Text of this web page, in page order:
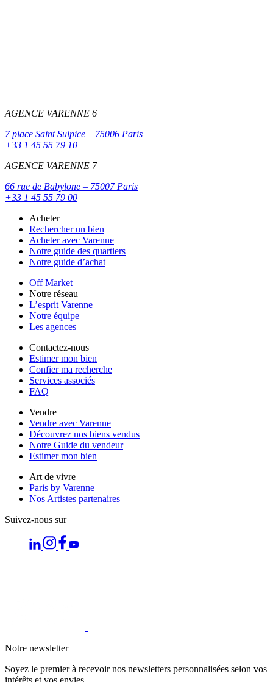
AGENCE VARENNE 6
7 place Saint Sulpice – 75006 Paris
+33 1 45 55 79 10
AGENCE VARENNE 7
66 rue de Babylone – 75007 Paris
+33 1 45 55 79 00
Acheter
Rechercher un bien
Acheter avec Varenne
Notre guide des quartiers
Notre guide d’achat
Off Market
Notre réseau
L’esprit Varenne
Notre équipe
Les agences
Contactez-nous
Estimer mon bien
Confier ma recherche
Services associés
FAQ
Vendre
Vendre avec Varenne
Découvrez nos biens vendus
Notre Guide du vendeur
Estimer mon bien
Art de vivre
Paris by Varenne
Nos Artistes partenaires
Suivez-nous sur
Notre newsletter
Soyez le premier à recevoir nos newsletters personnalisées selon vos